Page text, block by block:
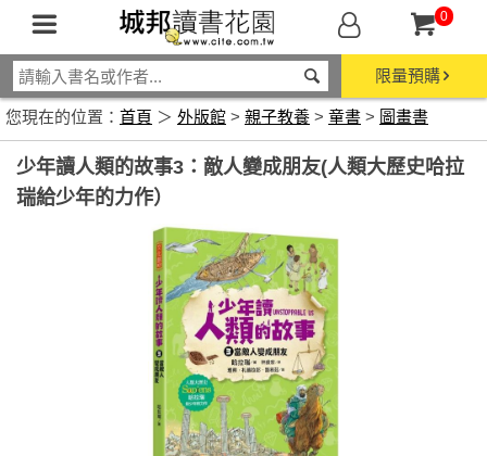
0
限量預購
您現在的位置： 首頁 ＞ 外版館 > 親子教養 > 童書 > 圖畫書
少年讀人類的故事3：敵人變成朋友(人類大歷史哈拉
瑞給少年的力作）